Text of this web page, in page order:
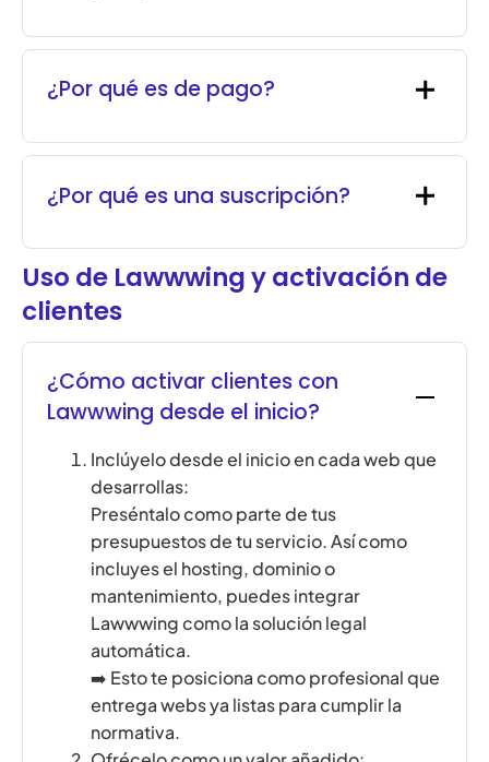
¿Por qué es de pago?
¿Por qué es una suscripción?
Uso de Lawwwing y activación de
clientes
¿Cómo activar clientes con
Lawwwing desde el inicio?
Inclúyelo desde el inicio en cada web que
desarrollas:
Preséntalo como parte de tus
presupuestos de tu servicio. Así como
incluyes el hosting, dominio o
mantenimiento, puedes integrar
Lawwwing como la solución legal
automática.
➡️ Esto te posiciona como profesional que
entrega webs ya listas para cumplir la
normativa.